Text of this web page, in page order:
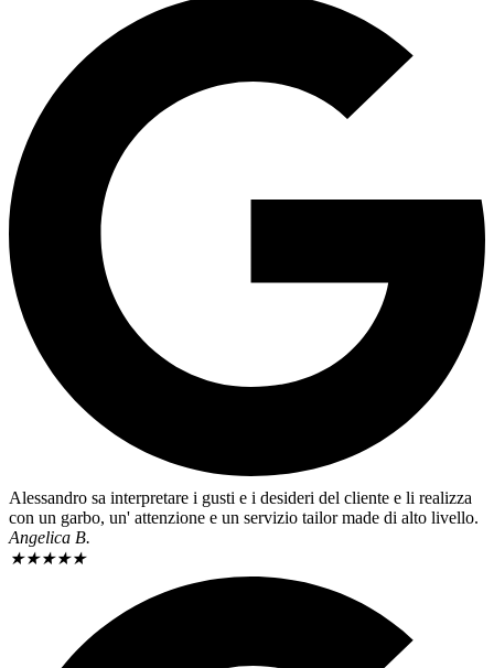
Alessandro sa interpretare i gusti e i desideri del cliente e li realizza
con un garbo, un' attenzione e un servizio tailor made di alto livello.
Angelica B.
★★★★★